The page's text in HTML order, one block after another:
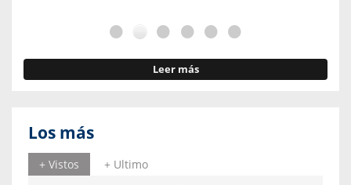
Leer más
Los más
+ Vistos
+ Ultimo